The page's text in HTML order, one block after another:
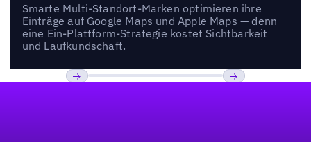
Smarte Multi-Standort-Marken optimieren ihre
Einträge auf Google Maps und Apple Maps — denn
eine Ein-Plattform-Strategie kostet Sichtbarkeit
und Laufkundschaft.